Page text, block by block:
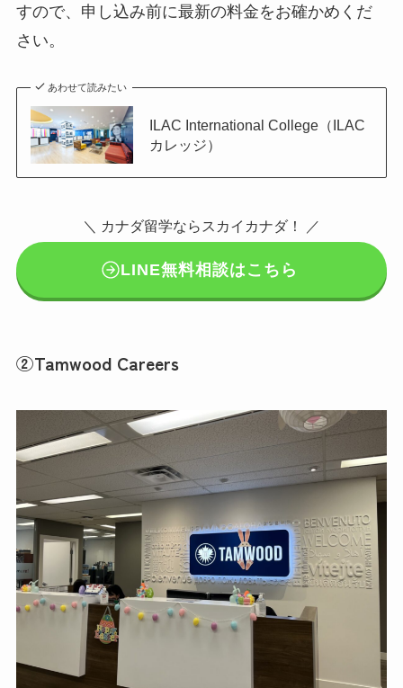
すので、申し込み前に最新の料金をお確かめくだ
さい。
あわせて読みたい
ILAC International College（ILAC
カレッジ）
＼ カナダ留学ならスカイカナダ！ ／
LINE無料相談はこちら
②Tamwood Careers